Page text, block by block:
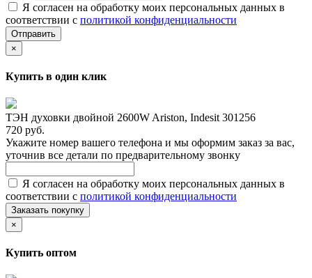
Я согласен на обработку моих персональных данных в
соответствии с политикой конфиденциальности
Отправить
×
Купить в один клик
ТЭН духовки двойной 2600W Ariston, Indesit 301256
720 руб.
Укажите номер вашего телефона и мы оформим заказ за вас,
уточнив все детали по предварительному звонку
Я согласен на обработку моих персональных данных в
соответствии с политикой конфиденциальности
Заказать покупку
×
Купить оптом